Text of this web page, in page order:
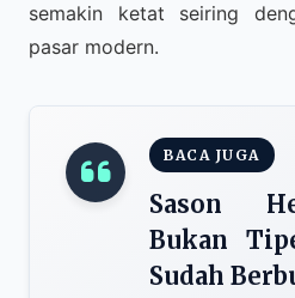
semakin ketat seiring
pasar modern.
BACA JUGA
Sason
Bukan
Sudah